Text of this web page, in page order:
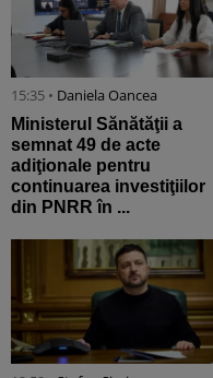
15:35 • Daniela Oancea
Ministerul Sănătăţii a
semnat 49 de acte
adiţionale pentru
continuarea investiţiilor
din PNRR în ...